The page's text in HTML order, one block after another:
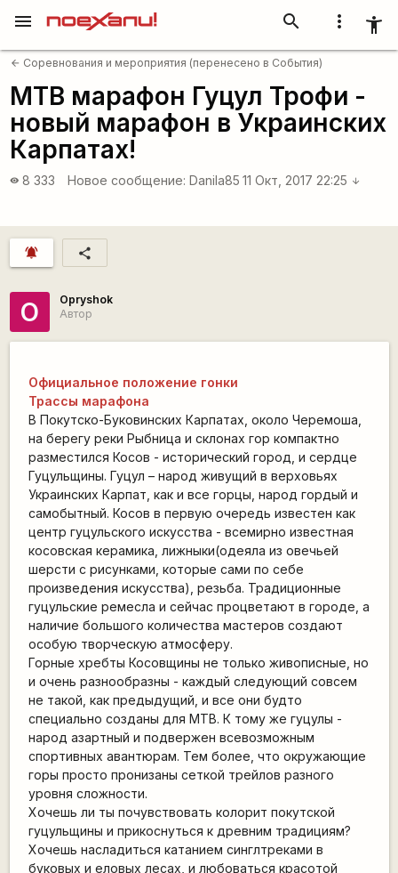
more_vert accessibility_new
search
menu
arrow_back Соревнования и мероприятия (перенесено в События)
MTB марафон Гуцул Трофи -
новый марафон в Украинских
Карпатах!
visibility 8 333 Новое сообщение: Danila85 11 Окт, 2017 22:25 arrow_downward
notifications_active share
O
Opryshok
Автор
Официальное положение гонки
Трассы марафона
В Покутско-Буковинских Карпатах, около Черемоша,
на берегу реки Рыбница и склонах гор компактно
разместился Косов - исторический город, и сердце
Гуцульщины. Гуцул – народ живущий в верховьях
Украинских Карпат, как и все горцы, народ гордый и
самобытный. Косов в первую очередь известен как
центр гуцульского искусства - всемирно известная
косовская керамика, лижныки(одеяла из овечьей
шерсти с рисунками, которые сами по себе
произведения искусства), резьба. Традиционные
гуцульские ремесла и сейчас процветают в городе, а
наличие большого количества мастеров создают
особую творческую атмосферу.
Горные хребты Косовщины не только живописные, но
и очень разнообразны - каждый следующий совсем
не такой, как предыдущий, и все они будто
специально созданы для MTB. К тому же гуцулы -
народ азартный и подвержен всевозможным
спортивных авантюрам. Тем более, что окружающие
горы просто пронизаны сеткой трейлов разного
уровня сложности.
Хочешь ли ты почувствовать колорит покутской
гуцульщины и прикоснуться к древним традициям?
Хочешь насладиться катанием синглтреками в
буковых и еловых лесах, и любоваться красотой